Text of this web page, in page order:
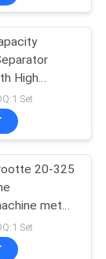
High
Magnetic
and
Set
20-325
met
voor het
Set